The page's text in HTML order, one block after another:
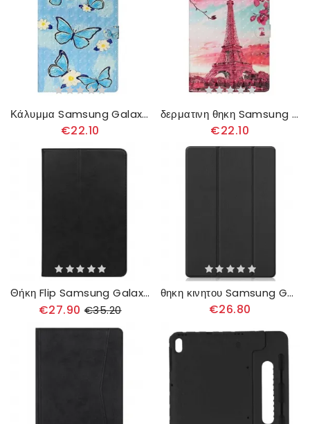
Κάλυμμα Samsung Galaxy Tab S7 Plus / Tab S8 Plus Νεράιδα Πεταλούδας
€22.10
δερματινη θηκη Samsung Galaxy Tab S7 Plus / Tab S8 Plus Floral Πύργος Του Άιφελ
€22.10
Θήκη Flip Samsung Galaxy Tab S7 Plus / Tab S8 Plus Δερμάτινο Στυλ Με Λουράκι
€27.90 €35.20
θηκη κινητου Samsung Galaxy Tab S7 Plus / Tab S8 Plus Τριπτυχής Θήκη Γραφίδας
€26.80